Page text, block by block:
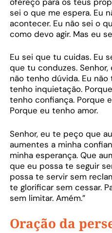
sei o que me espera. Eu
acontecer. Eu não sei o
como devo agir. Mas eu
Eu sei que tu cuidas. Eu
que tu conduzes.
não tenho dúvida. Eu
tenho inquietação.
tenho confiança. Porque
Porque eu tenho amor.
Senhor, eu te peço que
aumentes a minha
minha esperança. Que
que eu possa te seguir
possa te servir sem
te glorificar sem cessar.
sem limitar. Amém.”
Oração da